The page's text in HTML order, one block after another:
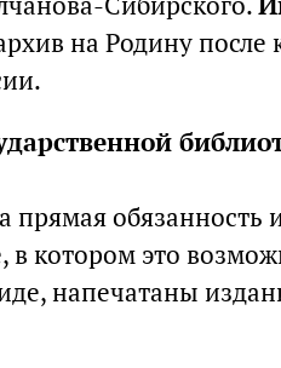
на Родину
обязанность
котором это
напечатаны